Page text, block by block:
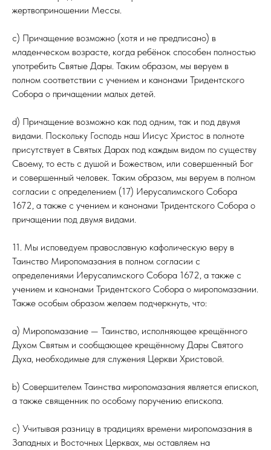
жертвоприношении Мессы.
с) Причащение возможно (хотя и не предписано) в
младенческом возрасте, когда ребёнок способен полностью
употребить Святые Дары. Таким образом, мы веруем в
полном соответствии с учением и канонами Тридентского
Собора о причащении малых детей.
d) Причащение возможно как под одним, так и под двумя
видами. Поскольку Господь наш Иисус Христос в полноте
присутствует в Святых Дарах под каждым видом по существу
Своему, то есть с душой и Божеством, или совершенный Бог
и совершенный человек. Таким образом, мы веруем в полном
согласии с определением (17) Иерусалимского Собора
1672, а также с учением и канонами Тридентского Собора о
причащении под двумя видами.
11. Мы исповедуем православную кафолическую веру в
Таинство Миропомазания в полном согласии с
определениями Иерусалимского Собора 1672, а также с
учением и канонами Тридентского Собора о миропомазании.
Также особым образом желаем подчеркнуть, что:
а) Миропомазание — Таинство, исполняющее крещённого
Духом Святым и сообщающее крещённому Дары Святого
Духа, необходимые для служения Церкви Христовой.
b) Совершителем Таинства миропомазания является епископ,
а также священник по особому поручению епископа.
с) Учитывая разницу в традициях времени миропомазания в
Западных и Восточных Церквах, мы оставляем на